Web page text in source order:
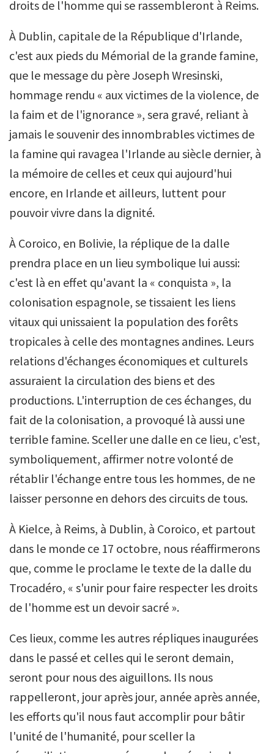
droits de l'homme qui se rassembleront à Reims.
À Dublin, capitale de la République d'Irlande,
c'est aux pieds du Mémorial de la grande famine,
que le message du père Joseph Wresinski,
hommage rendu « aux victimes de la violence, de
la faim et de l'ignorance », sera gravé, reliant à
jamais le souvenir des innombrables victimes de
la famine qui ravagea l'Irlande au siècle dernier, à
la mémoire de celles et ceux qui aujourd'hui
encore, en Irlande et ailleurs, luttent pour
pouvoir vivre dans la dignité.
À Coroico, en Bolivie, la réplique de la dalle
prendra place en un lieu symbolique lui aussi:
c'est là en effet qu'avant la « conquista », la
colonisation espagnole, se tissaient les liens
vitaux qui unissaient la population des forêts
tropicales à celle des montagnes andines. Leurs
relations d'échanges économiques et culturels
assuraient la circulation des biens et des
productions. L'interruption de ces échanges, du
fait de la colonisation, a provoqué là aussi une
terrible famine. Sceller une dalle en ce lieu, c'est,
symboliquement, affirmer notre volonté de
rétablir l'échange entre tous les hommes, de ne
laisser personne en dehors des circuits de tous.
À Kielce, à Reims, à Dublin, à Coroico, et partout
dans le monde ce 17 octobre, nous réaffirmerons
que, comme le proclame le texte de la dalle du
Trocadéro, « s'unir pour faire respecter les droits
de l'homme est un devoir sacré ».
Ces lieux, comme les autres répliques inaugurées
dans le passé et celles qui le seront demain,
seront pour nous des aiguillons. Ils nous
rappelleront, jour après jour, année après année,
les efforts qu'il nous faut accomplir pour bâtir
l'unité de l'humanité, pour sceller la